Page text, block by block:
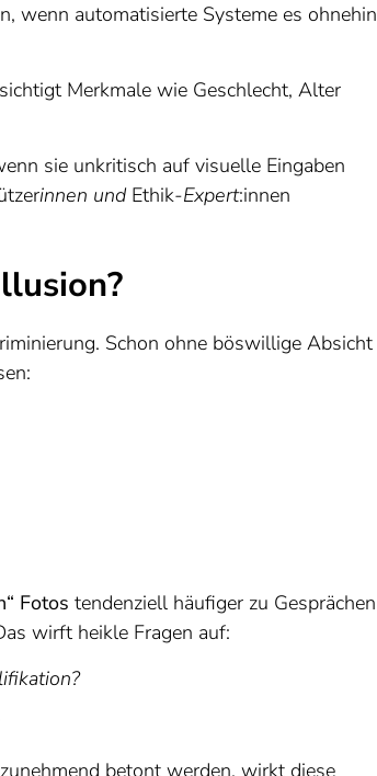
wenn automatisierte Systeme es ohnehin
Merkmale wie Geschlecht, Alter
sie unkritisch auf visuelle Eingaben
innen und Ethik-Expert:innen
Schon ohne böswillige Absicht
Fotos tendenziell häufiger zu Gesprächen
wirft heikle Fragen auf:
betont werden, wirkt diese